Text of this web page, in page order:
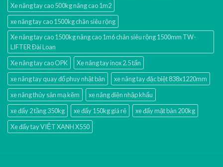
Xe nâng tay cao 500kg nâng cao 1m2
xe nâng tay cao 1500kg chân siêu rộng
Xe nâng tay cao 1500kg nâng cao 1m6 chân siêu rộng 1500mm TW-
LIFTER Đài Loan
Xe nâng tay cao OPK
Xe nâng tay inox 2.5 tấn
xe nâng tay quay đổ phuy nhật bản
xe nâng tay đặc biệt 838x1220mm
xe nâng thủy sản mạ kẽm
xe nâng điện nhập khấu
xe đẩy 2 tầng 350kg
xe đẩy 150kg giá rẻ
xe đẩy mặt bàn 200kg
Xe đẩy tay VIỆT XANH X550